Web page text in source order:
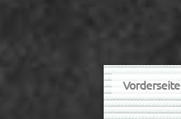
Vorderseite